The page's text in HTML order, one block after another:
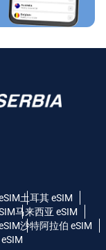
土耳其 eSIM
马来西亚 eSIM
沙特阿拉伯 eSIM